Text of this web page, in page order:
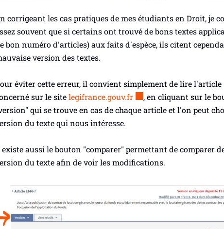
corrigeant les cas pratiques de mes étudiants en Droit, je
souvent que si certains ont trouvé de bons textes
bon numéro d'articles) aux faits d'espèce, ils citent
version des textes.
éviter cette erreur, il convient simplement de lire l'article
sur le sitelegifrance.gouv.fr
, en cliquant sur le
qui se trouve en cas de chaque article et l'on peut
du texte qui nous intéresse.
aussi le bouton "comparer" permettant de comparer
du texte afin de voir les modifications.